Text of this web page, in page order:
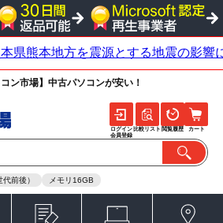
ン市場】中古パソコンが安い！
前後） メモリ16GB
ログイン
会員登録
比較リスト 閲覧履歴 カート